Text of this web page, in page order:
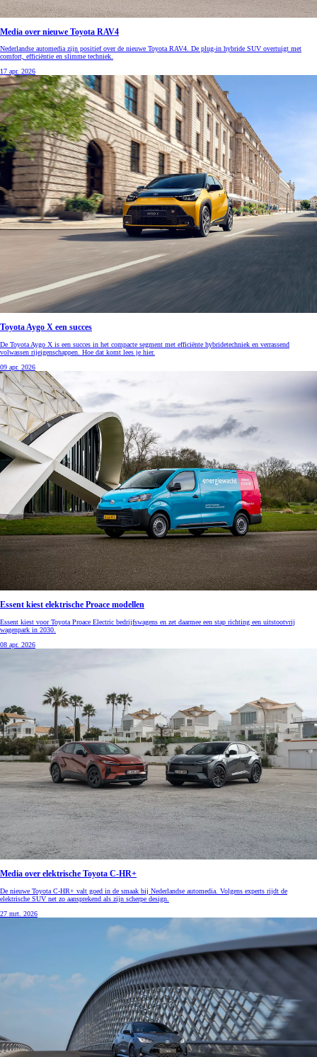
Media over nieuwe Toyota RAV4
Nederlandse automedia zijn positief over de nieuwe Toyota RAV4. De plug-in hybride SUV overtuigt met
comfort, efficiëntie en slimme techniek.
17 apr. 2026
Toyota Aygo X een succes
De Toyota Aygo X is een succes in het compacte segment met efficiënte hybridetechniek en verrassend
volwassen rijeigenschappen. Hoe dat komt lees je hier.
09 apr. 2026
Essent kiest elektrische Proace modellen
Essent kiest voor Toyota Proace Electric bedrijfswagens en zet daarmee een stap richting een uitstootvrij
wagenpark in 2030.
08 apr. 2026
Media over elektrische Toyota C-HR+
De nieuwe Toyota C-HR+ valt goed in de smaak bij Nederlandse automedia. Volgens experts rijdt de
elektrische SUV net zo aansprekend als zijn scherpe design.
27 mrt. 2026